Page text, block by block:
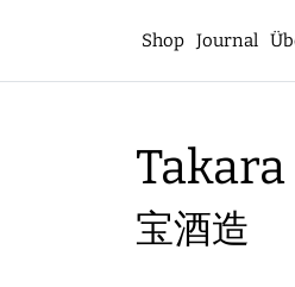
Shop Journal
宝酒造